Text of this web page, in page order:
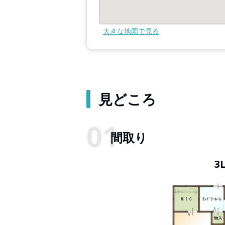
大きな地図で見る
見どころ
間取り